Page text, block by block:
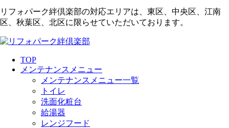
リフォパーク絆倶楽部の対応エリアは、東区、中央区、江南
区、秋葉区、北区に限らせていただいております。
TOP
メンテナンスメニュー
メンテナンスメニュー一覧
トイレ
洗面化粧台
給湯器
レンジフード